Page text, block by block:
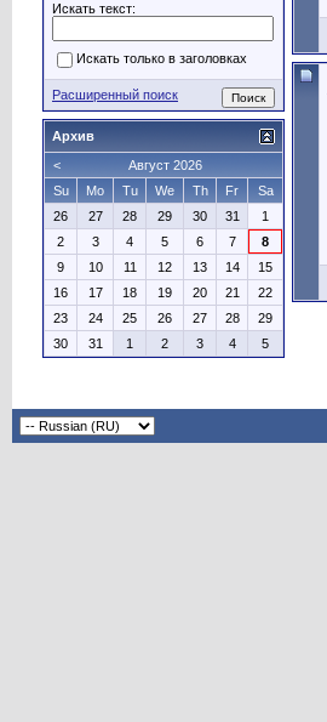
Искать текст:
Искать только в заголовках
Расширенный поиск
Архив
<
Август 2026
Su
Mo Tu We Th Fr
Sa
26
27 28 29 30 31
1
2
3 4 5 6 7
8
9
10 11 12 13 14
15
16
17 18 19 20 21
22
23
24 25 26 27 28
29
30
31 1 2 3 4 5